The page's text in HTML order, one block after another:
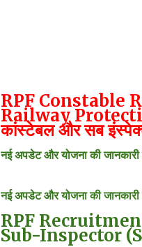
RPF Constable
Railway
कांस्टेबल और सब
नई अपडेट और योजना की
नई अपडेट और योजना की
RPF
Sub-Inspector